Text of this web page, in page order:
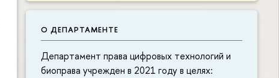
О ДЕПАРТАМЕНТЕ
Департамент права цифровых технологий и
биоправа учрежден в 2021 году в целях: